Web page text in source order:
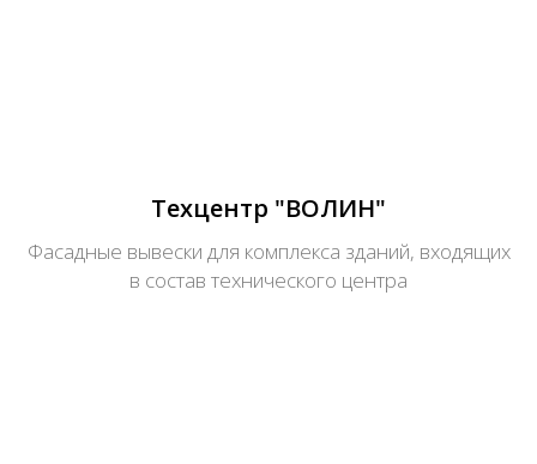
Техцентр "ВОЛИН"
Фасадные вывески для комплекса зданий, входящих
в состав технического центра